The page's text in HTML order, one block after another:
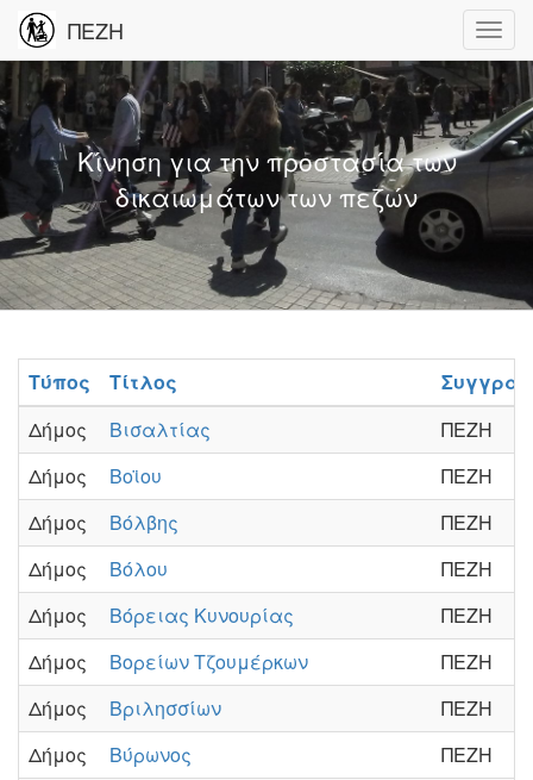
ΠΕΖΗ
Κίνηση για την προστασία των
δικαιωμάτων των πεζών
Τύπος Τίτλος
Δήμος
Βισαλτίας
ΠΕΖΗ
Δήμος
Βοϊου
ΠΕΖΗ
Δήμος
Βόλβης
ΠΕΖΗ
Δήμος
Βόλου
ΠΕΖΗ
Δήμος
Βόρειας Κυνουρίας
ΠΕΖΗ
Δήμος
Βορείων Τζουμέρκων
ΠΕΖΗ
Δήμος
Βριλησσίων
ΠΕΖΗ
Δήμος
Βύρωνος
ΠΕΖΗ